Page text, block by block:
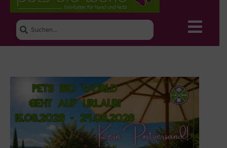
Neue Produkte
Shop
Ernährungsberatung!
Startseite